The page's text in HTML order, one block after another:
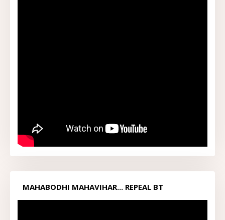
MAHABODHI MAHAVIHAR... REPEAL BT
ACT1949...